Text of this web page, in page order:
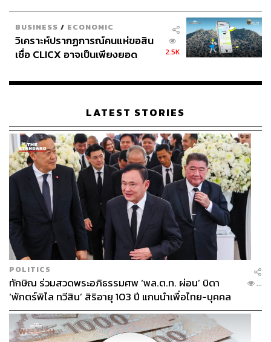
BUSINESS / ECONOMIC
วิเคราะห์ปรากฏการณ์คนแห่ขอสิน
เชื่อ CLICX อาจเป็นเพียงยอด
เรือนไทยที่ถูกซุกไว้
2.5K
LATEST STORIES
POLITICS
ทักษิณ ร่วมสวดพระอภิธรรมศพ ‘พล.ต.ท. ผ่อน’ บิดา
‘พักตร์พิไล ทวีสิน’ สิริอายุ 103 ปี แกนนำเพื่อไทย-บุคคล
หลากวงการร่วมอาลัย
...